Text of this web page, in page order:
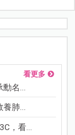
看更多
名...
養肺...
，看...